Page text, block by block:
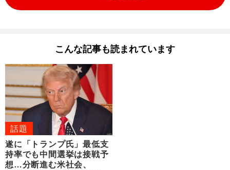
こんな記事も読まれています
話題
遂に「トランプ氏」最低支
持率でも中間選挙は接戦予
想…分断進む米社会、